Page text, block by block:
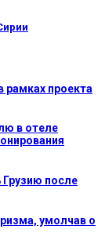
рамках проекта
в отеле
Грузию после
умолчав о